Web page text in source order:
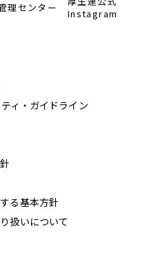
Instagram
ィ・ガイドライン
る基本方針
扱いについて